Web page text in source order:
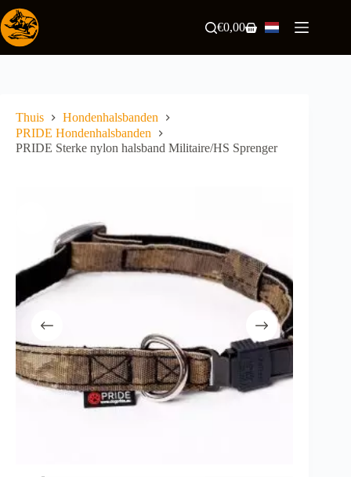
naar
de
inhoud
Winkelwagen
€0,00
Thuis
Hondenhalsbanden
PRIDE Hondenhalsbanden
PRIDE Sterke nylon halsband Militaire/HS Sprenger